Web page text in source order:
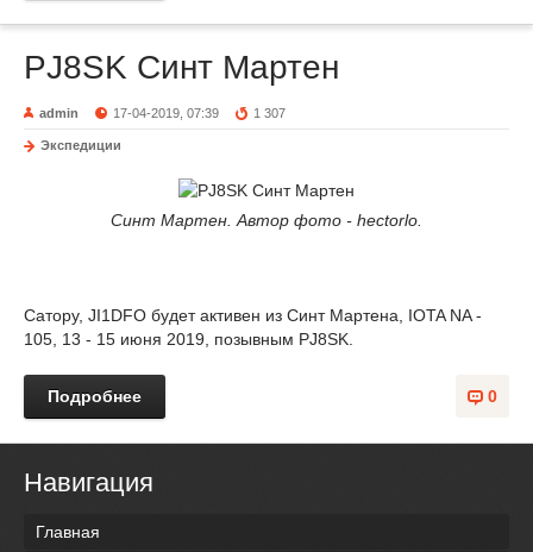
PJ8SK Синт Мартен
admin 17-04-2019, 07:39 1 307
Экспедиции
Синт Мартен. Автор фото - hectorlo.
Сатору, JI1DFO будет активен из Синт Мартена, IOTA NA -
105, 13 - 15 июня 2019, позывным PJ8SK.
0
Подробнее
Навигация
Главная